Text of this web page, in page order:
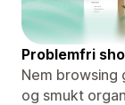
Problemfri
Nem browsing
og smukt